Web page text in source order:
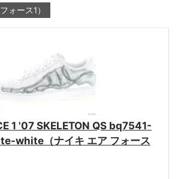
ォース1）
1 '07 SKELETON QS bq7541-
white（ナイキ エア フォース